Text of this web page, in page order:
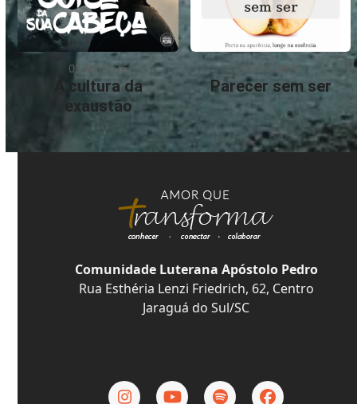
02/08/2026
A cultura da
exaustão
26/07/2026
Parecer sem ser
Comunidade Luterana Apóstolo Pedro
Rua Esthéria Lenzi Friedrich, 62, Centro
Jaraguá do Sul/SC